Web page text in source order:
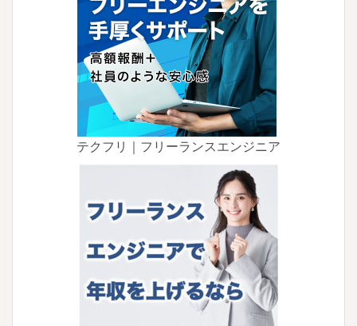
テクフリ｜フリーランスエンジニア